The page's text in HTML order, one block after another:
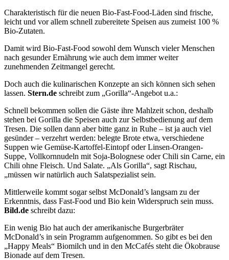
Charakteristisch für die neuen Bio-Fast-Food-Läden sind frische,
leicht und vor allem schnell zubereitete Speisen aus zumeist 100 %
Bio-Zutaten.
Damit wird Bio-Fast-Food sowohl dem Wunsch vieler Menschen
nach gesunder Ernährung wie auch dem immer weiter
zunehmenden Zeitmangel gerecht.
Doch auch die kulinarischen Konzepte an sich können sich sehen
lassen. Stern.de schreibt zum „Gorilla“-Angebot u.a.:
Schnell bekommen sollen die Gäste ihre Mahlzeit schon, deshalb
stehen bei Gorilla die Speisen auch zur Selbstbedienung auf dem
Tresen. Die sollen dann aber bitte ganz in Ruhe – ist ja auch viel
gesünder – verzehrt werden: belegte Brote etwa, verschiedene
Suppen wie Gemüse-Kartoffel-Eintopf oder Linsen-Orangen-
Suppe, Vollkornnudeln mit Soja-Bolognese oder Chili sin Carne, ein
Chili ohne Fleisch. Und Salate. „Als Gorilla“, sagt Rischau,
„müssen wir natürlich auch Salatspezialist sein.
Mittlerweile kommt sogar selbst McDonald’s langsam zu der
Erkenntnis, dass Fast-Food und Bio kein Widerspruch sein muss.
Bild.de schreibt dazu:
Ein wenig Bio hat auch der amerikanische Burgerbräter
McDonald’s in sein Programm aufgenommen. So gibt es bei den
„Happy Meals“ Biomilch und in den McCafés steht die Ökobrause
Bionade auf dem Tresen.